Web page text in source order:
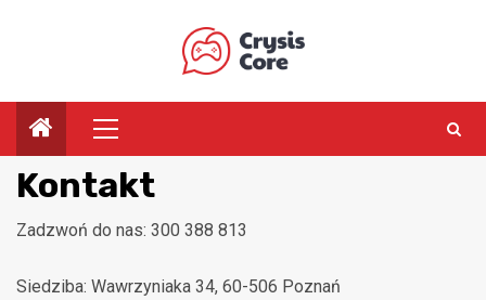
Menu
główne
Kontakt
Zadzwoń do nas: 300 388 813
Siedziba: Wawrzyniaka 34, 60-506 Poznań